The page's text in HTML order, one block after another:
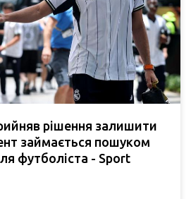
рішення залишити
займається пошуком
футболіста - Sport